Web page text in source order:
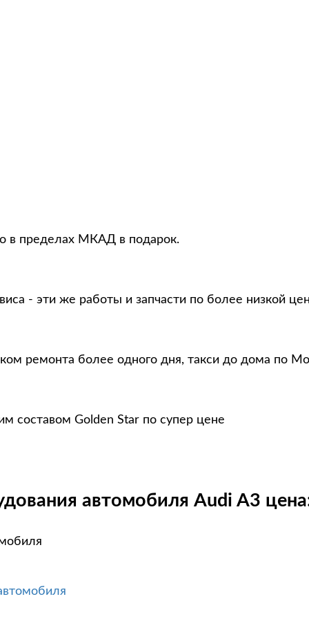
в пределах МКАД в подарок.
- эти же работы и запчасти по более низкой
ремонта более одного дня, такси до дома по
составом Golden Star по супер цене
автомобиля Audi A3